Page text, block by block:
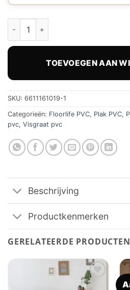
TOEVOEGEN AAN
SKU: 6611161019-1
Categorieën: Floorlife PVC, Plak PVC,
pvc, Visgraat pvc
Beschrijving
Productkenmerken
GERELATEERDE PRODUCTEN
Toevoegen